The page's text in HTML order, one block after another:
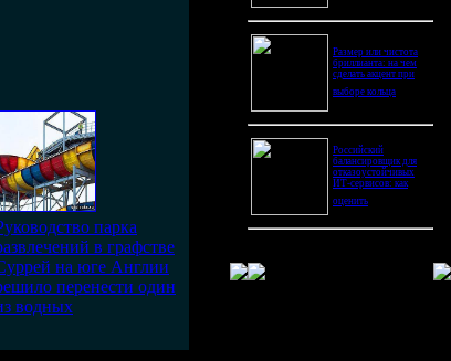
парка
в графстве
на юге Англии
перенести один
водных
Размер или чистота
бриллианта: на чем
сделать акцент при
выборе кольца
Российский
балансировщик для
отказоустойчивых
ИТ-сервисов: как
оценить